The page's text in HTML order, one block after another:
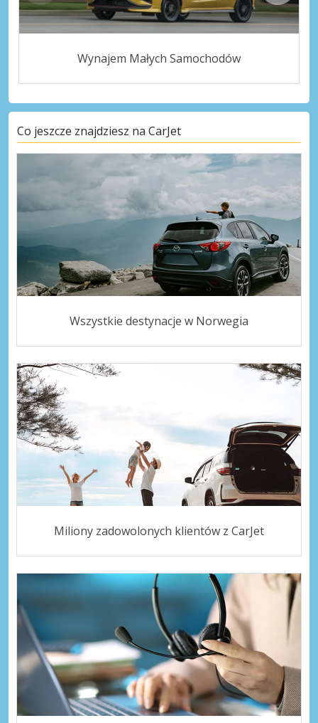
Wynajem Małych Samochodów
Co jeszcze znajdziesz na CarJet
Wszystkie destynacje w Norwegia
Miliony zadowolonych klientów z CarJet